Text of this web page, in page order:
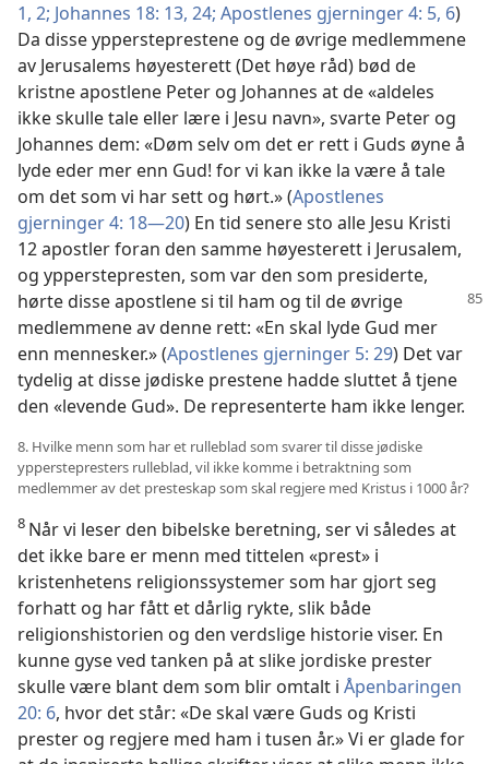
1, 2; Johannes 18: 13, 24; Apostlenes gjerninger 4: 5, 6)
Da disse yppersteprestene og de øvrige medlemmene
av Jerusalems høyesterett (Det høye råd) bød de
kristne apostlene Peter og Johannes at de «aldeles
ikke skulle tale eller lære i Jesu navn», svarte Peter og
Johannes dem: «Døm selv om det er rett i Guds øyne å
lyde eder mer enn Gud! for vi kan ikke la være å tale
om det som vi har sett og hørt.» (Apostlenes
gjerninger 4: 18—20) En tid senere sto alle Jesu Kristi
12 apostler foran den samme høyesterett i Jerusalem,
og ypperstepresten, som var den som presiderte,
hørte disseapostlene si til ham og til de øvrige
medlemmene av denne rett: «En skal lyde Gud mer
enn mennesker.» (Apostlenes gjerninger 5: 29) Det var
tydelig at disse jødiske prestene hadde sluttet å tjene
den «levende Gud». De representerte ham ikke lenger.
8. Hvilke menn som har et rulleblad som svarer til disse jødiske
ypperstepresters rulleblad, vil ikke komme i betraktning som
medlemmer av det presteskap som skal regjere med Kristus i 1000 år?
8 Når vi leser den bibelske beretning, ser vi således at
det ikke bare er menn med tittelen «prest» i
kristenhetens religionssystemer som har gjort seg
forhatt og har fått et dårlig rykte, slik både
religionshistorien og den verdslige historie viser. En
kunne gyse ved tanken på at slike jordiske prester
skulle være blant dem som blir omtalt i Åpenbaringen
20: 6, hvor det står: «De skal være Guds og Kristi
prester og regjere med ham i tusen år.» Vi er glade for